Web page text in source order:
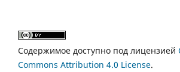
Содержимое доступно под лицензией
Commons Attribution 4.0 License.